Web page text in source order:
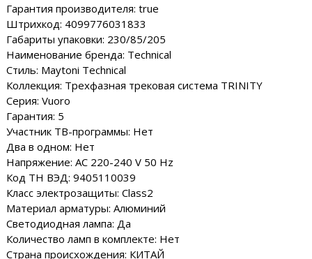
Гарантия производителя: true
Штрихкод: 4099776031833
Габариты упаковки: 230/85/205
Наименование бренда: Technical
Стиль: Maytoni Technical
Коллекция: Трехфазная трековая система TRINITY
Серия: Vuoro
Гарантия: 5
Участник ТВ-программы: Нет
Два в одном: Нет
Напряжение: AC 220-240 V 50 Hz
Код ТН ВЭД: 9405110039
Класс электрозащиты: Class2
Материал арматуры: Алюминий
Светодиодная лампа: Да
Количество ламп в комплекте: Нет
Страна происхождения: КИТАЙ